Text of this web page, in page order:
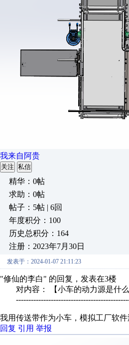
我来自阿贵
关注 私信
精华：0帖
求助：0帖
帖子：5帖 | 6回
年度积分：100
历史总积分：164
注册：2023年7月30日
发表于：2024-01-07 21:11:23
"修仙的李白" 的回复，发表在3楼
对内容： 【小车的动力源是什么
我用传送带作为小车，模拟工厂软
回复 引用 举报